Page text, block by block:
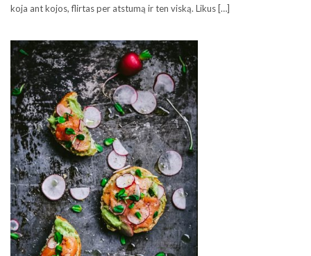
koja ant kojos, flirtas per atstumą ir ten viską. Likus […]